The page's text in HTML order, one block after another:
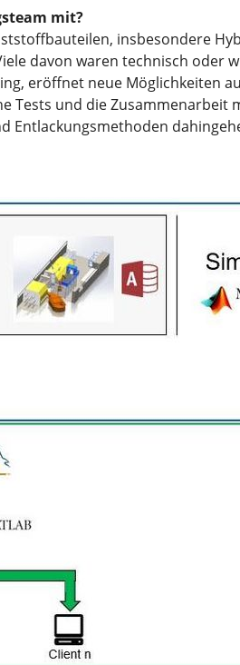
mit?
insbesondere
davon waren technisch oder
eröffnet neue Möglichkeiten
und die Zusammenarbeit
Entlackungsmethoden